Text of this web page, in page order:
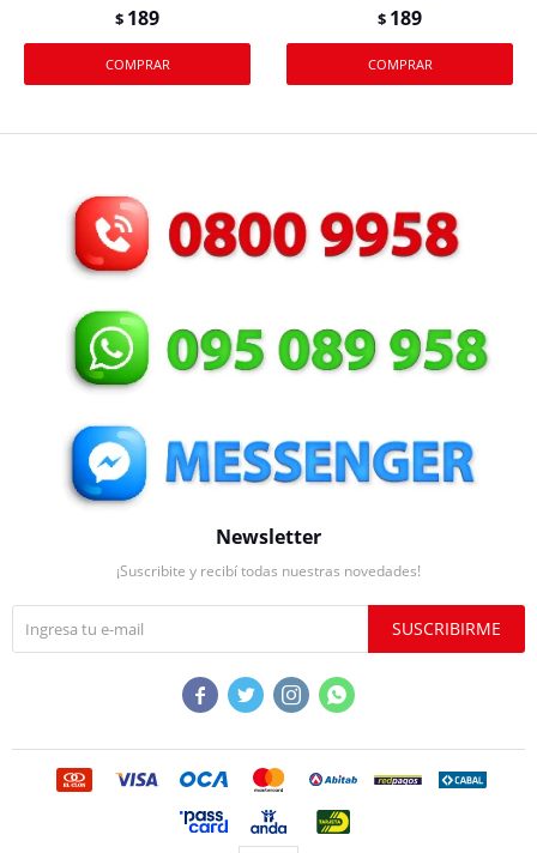
$ 189 $ 189
Newsletter
¡Suscribite y recibí todas nuestras novedades!
SUSCRIBIRME
   